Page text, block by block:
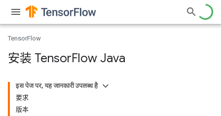
TensorFlow
安装 TensorFlow Java
इस पेज पर, यह जानकारी उपलब्ध है
要求
版本